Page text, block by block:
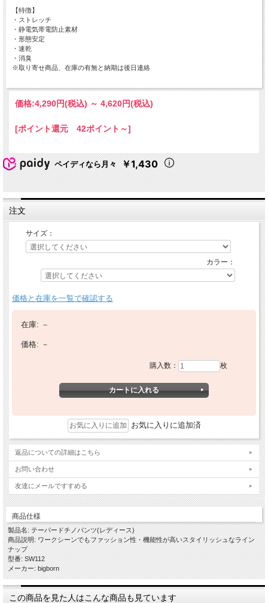
【特徴】
・ストレッチ
・静電気帯電防止素材
・形態安定
・速乾
・消臭
※取り寄せ商品、在庫の有無と納期は後日連絡
価格:4,290円(税込) ～ 4,620円(税込)
[ポイント還元 42ポイント～]
ペイディなら月々 ￥1,430
注文
サイズ：
カラー：
価格と在庫を一覧で確認する
在庫: －
価格: －
購入数： 枚
お気に入りに追加済
返品についての詳細はこちら
お問い合わせ
友達にメールですすめる
商品仕様
製品名: テーパードチノパンツ(レディース)
商品説明: ワークシーンでもファッション性・機能性が高いスタイリッシュなライン
ナップ
型番: SW112
メーカー: bigborn
この商品を見た人はこんな商品も見ています